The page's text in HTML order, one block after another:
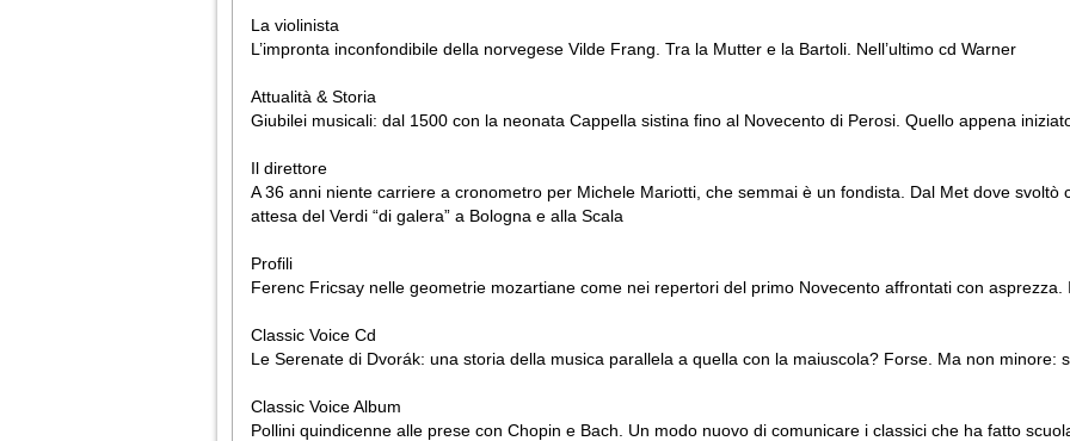
La violinista
L’impronta inconfondibile della norvegese Vilde Frang. Tra la Mutter e la Bartoli. Nell’ultimo cd Warner
Attualità & Storia
Giubilei musicali: dal 1500 con la neonata Cappella sistina fino al Novecento di Perosi. Quello appena
Il direttore
A 36 anni niente carriere a cronometro per Michele Mariotti, che semmai è un fondista. Dal Met dove svoltò
attesa del Verdi “di galera” a Bologna e alla Scala
Profili
Ferenc Fricsay nelle geometrie mozartiane come nei repertori del primo Novecento affrontati con asprezza.
Classic Voice Cd
Le Serenate di Dvorák: una storia della musica parallela a quella con la maiuscola? Forse. Ma non minore:
Classic Voice Album
Pollini quindicenne alle prese con Chopin e Bach. Un modo nuovo di comunicare i classici che ha fatto